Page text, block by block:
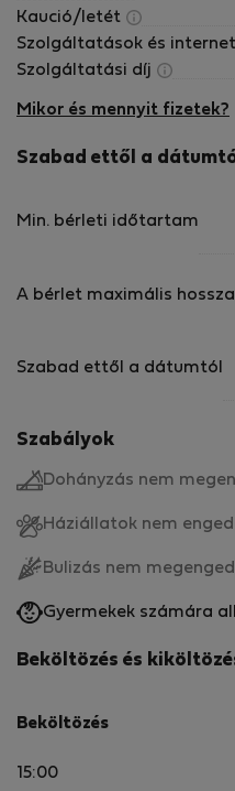
Kaució/letét
Szolgáltatások és internet
Szolgáltatási díj
Mikor és mennyit fizetek?
Szabad ettől a
Min. bérleti időtartam
A bérlet maximális hossza
Szabad ettől a dátumtól
Szabályok
Dohányzás nem
Háziállatok nem
Bulizás nem
Gyermekek számára
Beköltözés és
Beköltözés
15:00